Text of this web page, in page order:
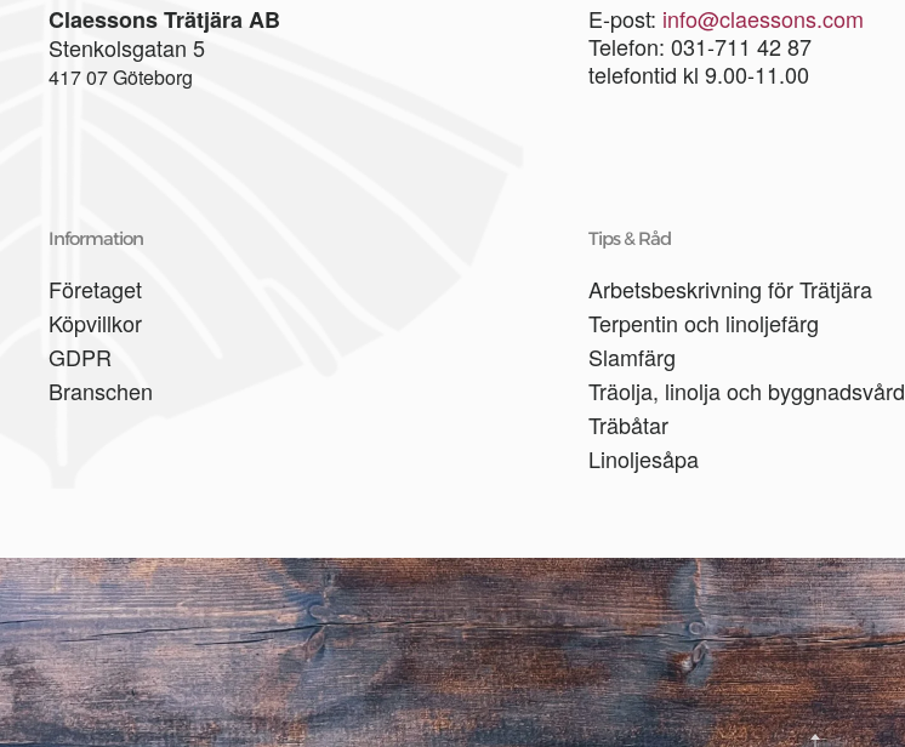
väljas
på
produktsidan
Claessons Trätjära AB
Stenkolsgatan 5
417 07 Göteborg
E-post: info@claessons.com
Telefon: 031-711 42 87
telefontid kl 9.00-11.00
Information
Företaget
Köpvillkor
GDPR
Branschen
Tips & Råd
Arbetsbeskrivning för Trätjära
Terpentin och linoljefärg
Slamfärg
Träolja, linolja och byggnadsvård
Träbåtar
Linoljesåpa